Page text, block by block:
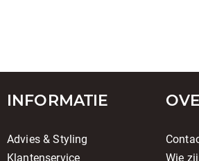
INFORMATIE
Advies & Styling
Klantenservice
Wie